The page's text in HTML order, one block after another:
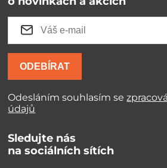
ODEBÍRAT
Odesláním souhlasím se
údajů
Sledujte nás
na sociálních sítích